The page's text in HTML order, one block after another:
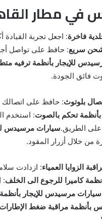
في مطار
فاخرة: اجعل تجربة
للإيجار بأنظمة ترفيه
فائق الجودة.
بلوتوث: حافظ على اتصالك
تحكم بالصوت: استخدم
على الطريق.سيارات مرسيدس
من خلال أزرار المقود.
الزوايا العمياء: ازدادت
كاميرا للرجوع الى الخلف:
سيارات مرسيدس للإيجار
بأنظمة مراقبة ضغط الإطارات